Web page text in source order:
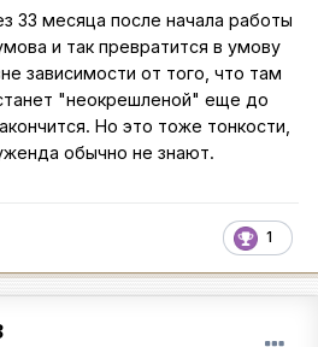
33 месяца после начала работы
и так превратится в умову
зависимости от того, что там
"неокрешленой" еще до
Но это тоже тонкости,
обычно не знают.
1